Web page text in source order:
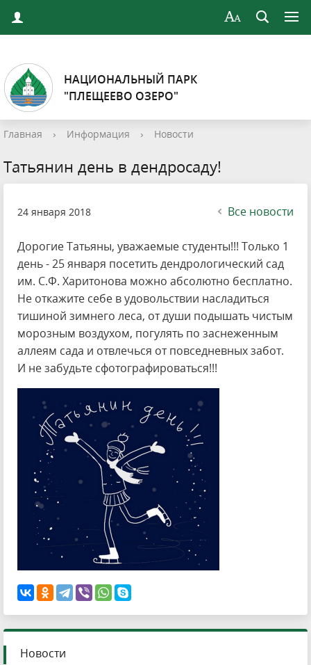
НАЦИОНАЛЬНЫЙ ПАРК
"ПЛЕЩЕЕВО ОЗЕРО"
Главная › Информация › Новости
Татьянин день в дендросаду!
24 января 2018 Все новости
Дорогие Татьяны, уважаемые студенты!!! Только 1
день - 25 января посетить дендрологический сад
им. С.Ф. Харитонова можно абсолютно бесплатно.
Не откажите себе в удовольствии насладиться
тишиной зимнего леса, от души подышать чистым
морозным воздухом, погулять по заснеженным
аллеям сада и отвлечься от повседневных забот.
И не забудьте сфотографироваться!!!
Новости